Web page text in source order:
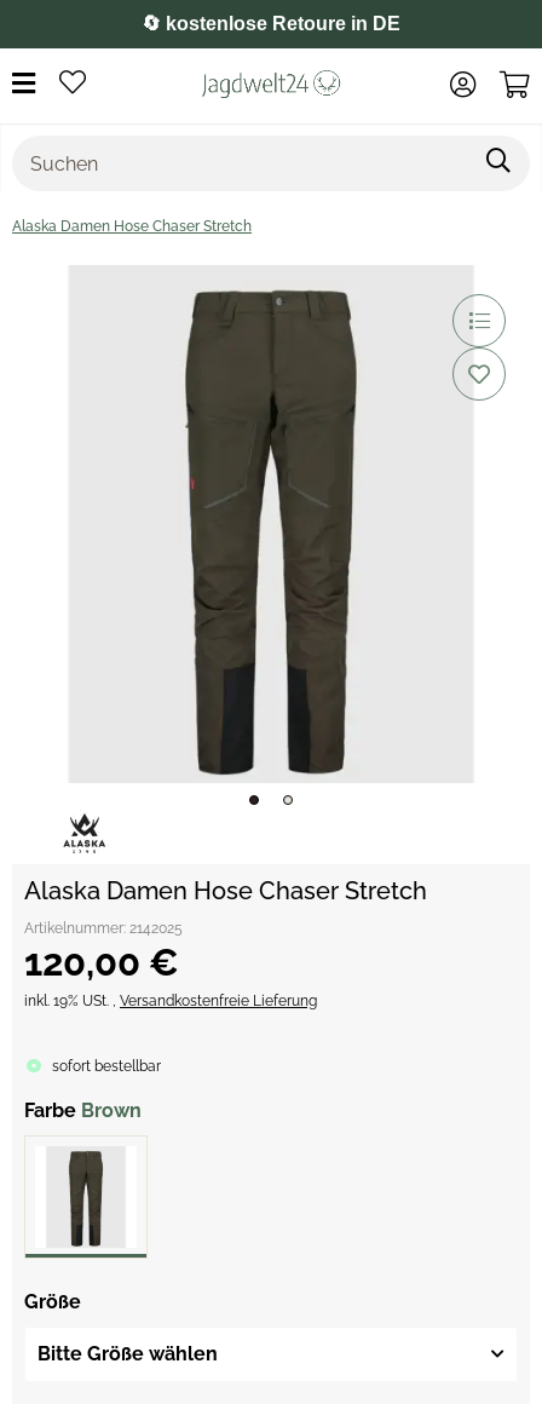
⭐️ 4,8 auf Google
Alaska Damen Hose Chaser Stretch
Alaska Damen Hose Chaser Stretch
Artikelnummer: 2142025
120,00 €
inkl. 19% USt. , Versandkostenfreie Lieferung
sofort bestellbar
Farbe Brown
Größe
Bitte Größe wählen